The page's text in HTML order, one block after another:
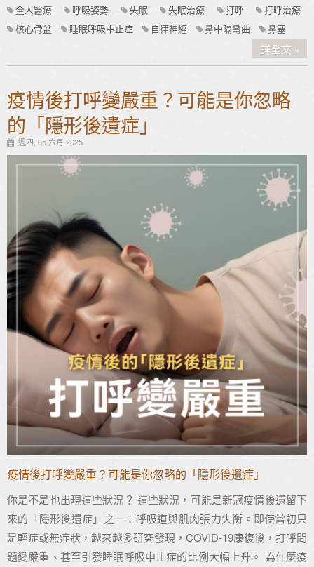
全人醫療 呼吸姿勢 失眠 失眠治療 打呼
打呼治療
核心骨盆
睡眠呼吸中止症 自律神經 鼻中隔彎曲 鼻塞
詳全文
疫情後打呼變嚴重？可能是你忽略
的「隱形後遺症」
週四, 05 六月 2025
疫情後打呼變嚴重？可能是你忽略的「隱形後遺症」
你是不是也出現這些狀況？ 這些狀況，可能是新冠疫情後遺留下
來的「隱形後遺症」之一：呼吸道與肌肉張力失衡。即使當初只
是輕症或無症狀，越來越多研究發現，COVID-19康復後，打呼問
題變嚴重、甚至引發睡眠呼吸中止症的比例大幅上升。 為什麼疫